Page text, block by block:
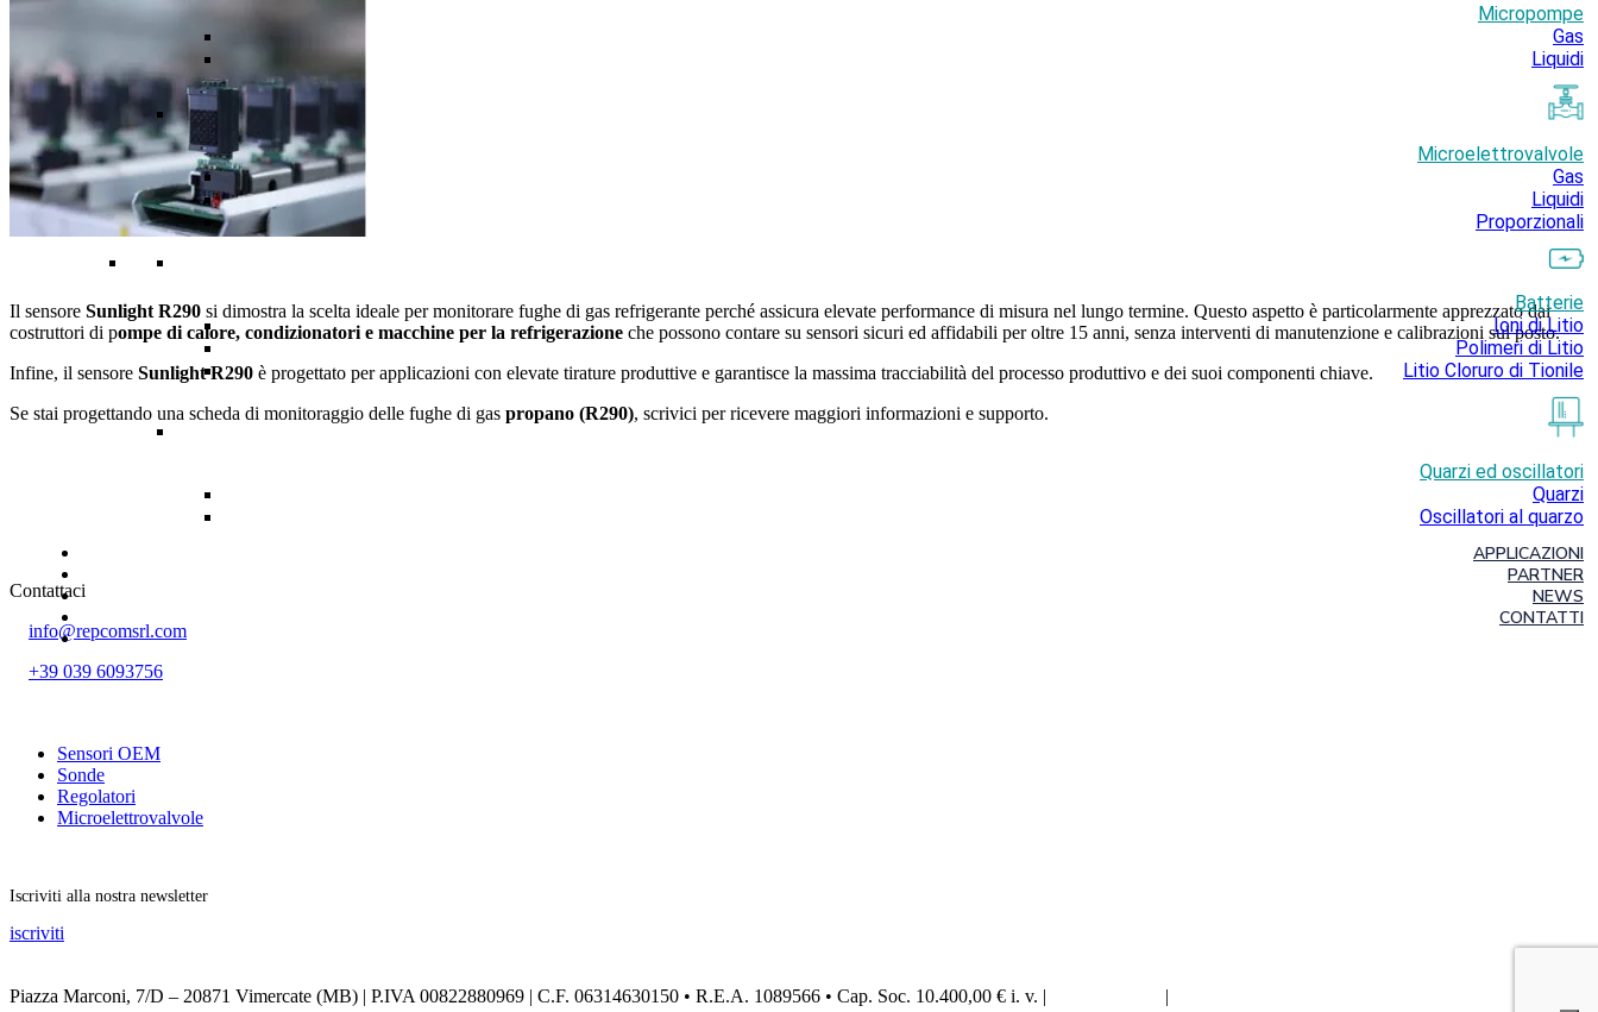
Micropompe
Gas
Liquidi
Microelettrovalvole
Gas
Liquidi
Proporzionali
Batterie
Ioni di Litio
Polimeri di Litio
Litio Cloruro di Tionile
Quarzi ed oscillatori
Quarzi
Oscillatori al quarzo
APPLICAZIONI
PARTNER
NEWS
CONTATTI
Il sensore Sunlight R290 si dimostra la scelta ideale per monitorare fughe di gas refrigerante perché assicura elevate performance di misura nel lungo termine. Questo aspetto è particolarmente apprezzato dai
costruttori di pompe di calore, condizionatori e macchine per la refrigerazione che possono contare su sensori sicuri ed affidabili per oltre 15 anni, senza interventi di manutenzione e calibrazioni sul posto.
Infine, il sensore Sunlight R290 è progettato per applicazioni con elevate tirature produttive e garantisce la massima tracciabilità del processo produttivo e dei suoi componenti chiave.
Se stai progettando una scheda di monitoraggio delle fughe di gas propano (R290), scrivici per ricevere maggiori informazioni e supporto.
Contattaci
info@repcomsrl.com
+39 039 6093756
Sensori OEM
Sonde
Regolatori
Microelettrovalvole
Iscriviti alla nostra newsletter
iscriviti
Piazza Marconi, 7/D – 20871 Vimercate (MB) | P.IVA 00822880969 | C.F. 06314630150 • R.E.A. 1089566 • Cap. Soc. 10.400,00 € i. v. | |